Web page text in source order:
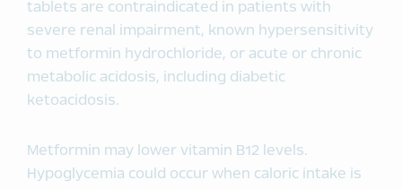
tablets are contraindicated in patients with
severe renal impairment, known hypersensitivity
to metformin hydrochloride, or acute or chronic
metabolic acidosis, including diabetic
ketoacidosis.
Metformin may lower vitamin B12 levels.
Hypoglycemia could occur when caloric intake is